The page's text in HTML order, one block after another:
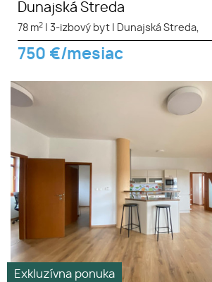
Dunajská Streda
78 m2 3-izbový byt Dunajská Streda,
750 €/mesiac
Na prenájom elegantný 3
izbový byt priamo v centre
Dunajskej Stredy v budove
DUNA PALÁC- PET FRIENDLY
Exkluzívna ponuka